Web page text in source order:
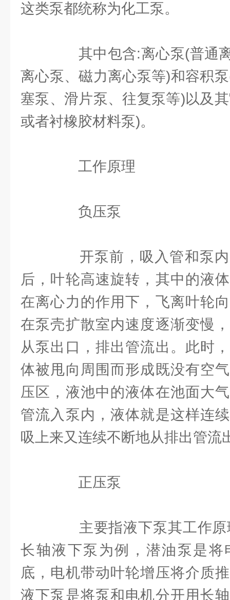
这类泵都统称为化工泵。
其中包含:离心泵(普通离
离心泵、磁力离心泵等)和容积
塞泵、滑片泵、往复泵等)以及
或者衬橡胶材料泵)。
工作原理
负压泵
开泵前，吸入管和泵内
后，叶轮高速旋转，其中的液
在离心力的作用下，飞离叶轮
在泵壳扩散室内速度逐渐变慢
从泵出口，排出管流出。此时
体被甩向周围而形成既没有空
压区，液池中的液体在池面大
管流入泵内，液体就是这样连
吸上来又连续不断地从排出管流
正压泵
主要指液下泵其工作原
长轴液下泵为例，潜油泵是将
底，电机带动叶轮增压将介质
液下泵是将泵和电机分开用长